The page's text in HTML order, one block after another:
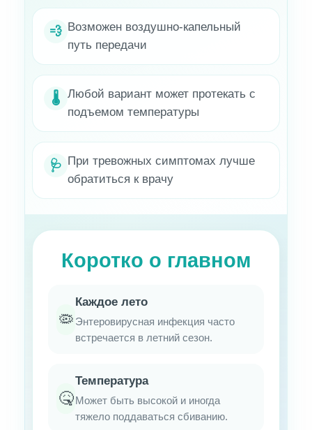
💨 Возможен воздушно-капельный
путь передачи
🌡️
Любой вариант может протекать с
подъемом температуры
🩺
При тревожных симптомах лучше
обратиться к врачу
Коротко о главном
🦠
Каждое лето
Энтеровирусная инфекция часто
встречается в летний сезон.
🤒
Температура
Может быть высокой и иногда
тяжело поддаваться сбиванию.